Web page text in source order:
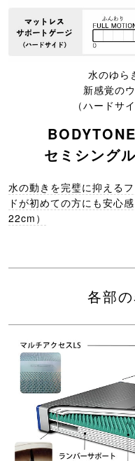
水のゆら
新感覚の
（ハードサ
セミシング
水の動きを完璧に抑える
ドが初めての方にも安心
22cm）
各部